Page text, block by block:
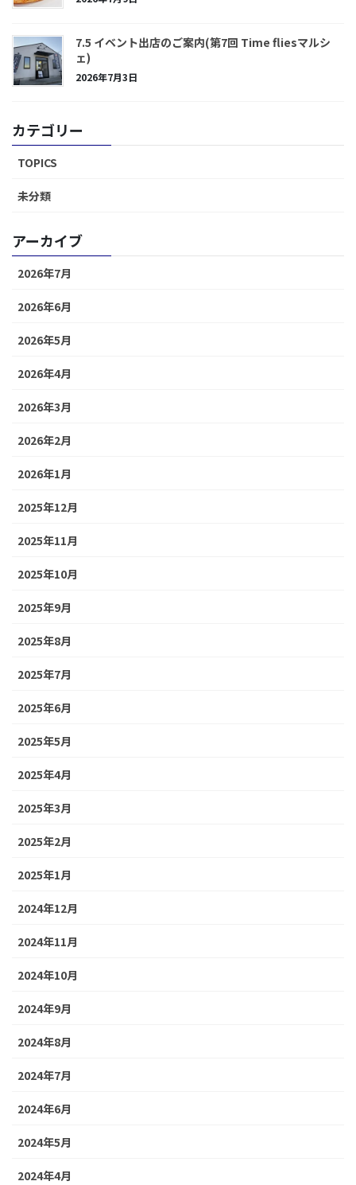
7.5 イベント出店のご案内(第7回 Time fliesマルシ
ェ)
2026年7月3日
カテゴリー
TOPICS
未分類
アーカイブ
2026年7月
2026年6月
2026年5月
2026年4月
2026年3月
2026年2月
2026年1月
2025年12月
2025年11月
2025年10月
2025年9月
2025年8月
2025年7月
2025年6月
2025年5月
2025年4月
2025年3月
2025年2月
2025年1月
2024年12月
2024年11月
2024年10月
2024年9月
2024年8月
2024年7月
2024年6月
2024年5月
2024年4月